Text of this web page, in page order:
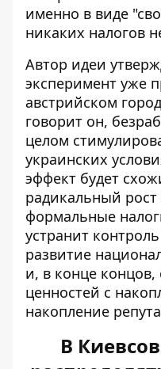
именно в виде
никаких налогов
Автор идеи
эксперимент уже
австрийском
говорит он,
целом
украинских
эффект будет
радикальный рост
формальные
устранит
развитие
и, в конце концов,
ценностей с
накопление
В